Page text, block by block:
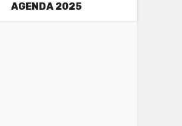
AGENDA 2025